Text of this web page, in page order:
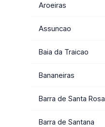
Aroeiras
Assuncao
Baia da Traicao
Bananeiras
Barra de Santa Rosa
Barra de Santana